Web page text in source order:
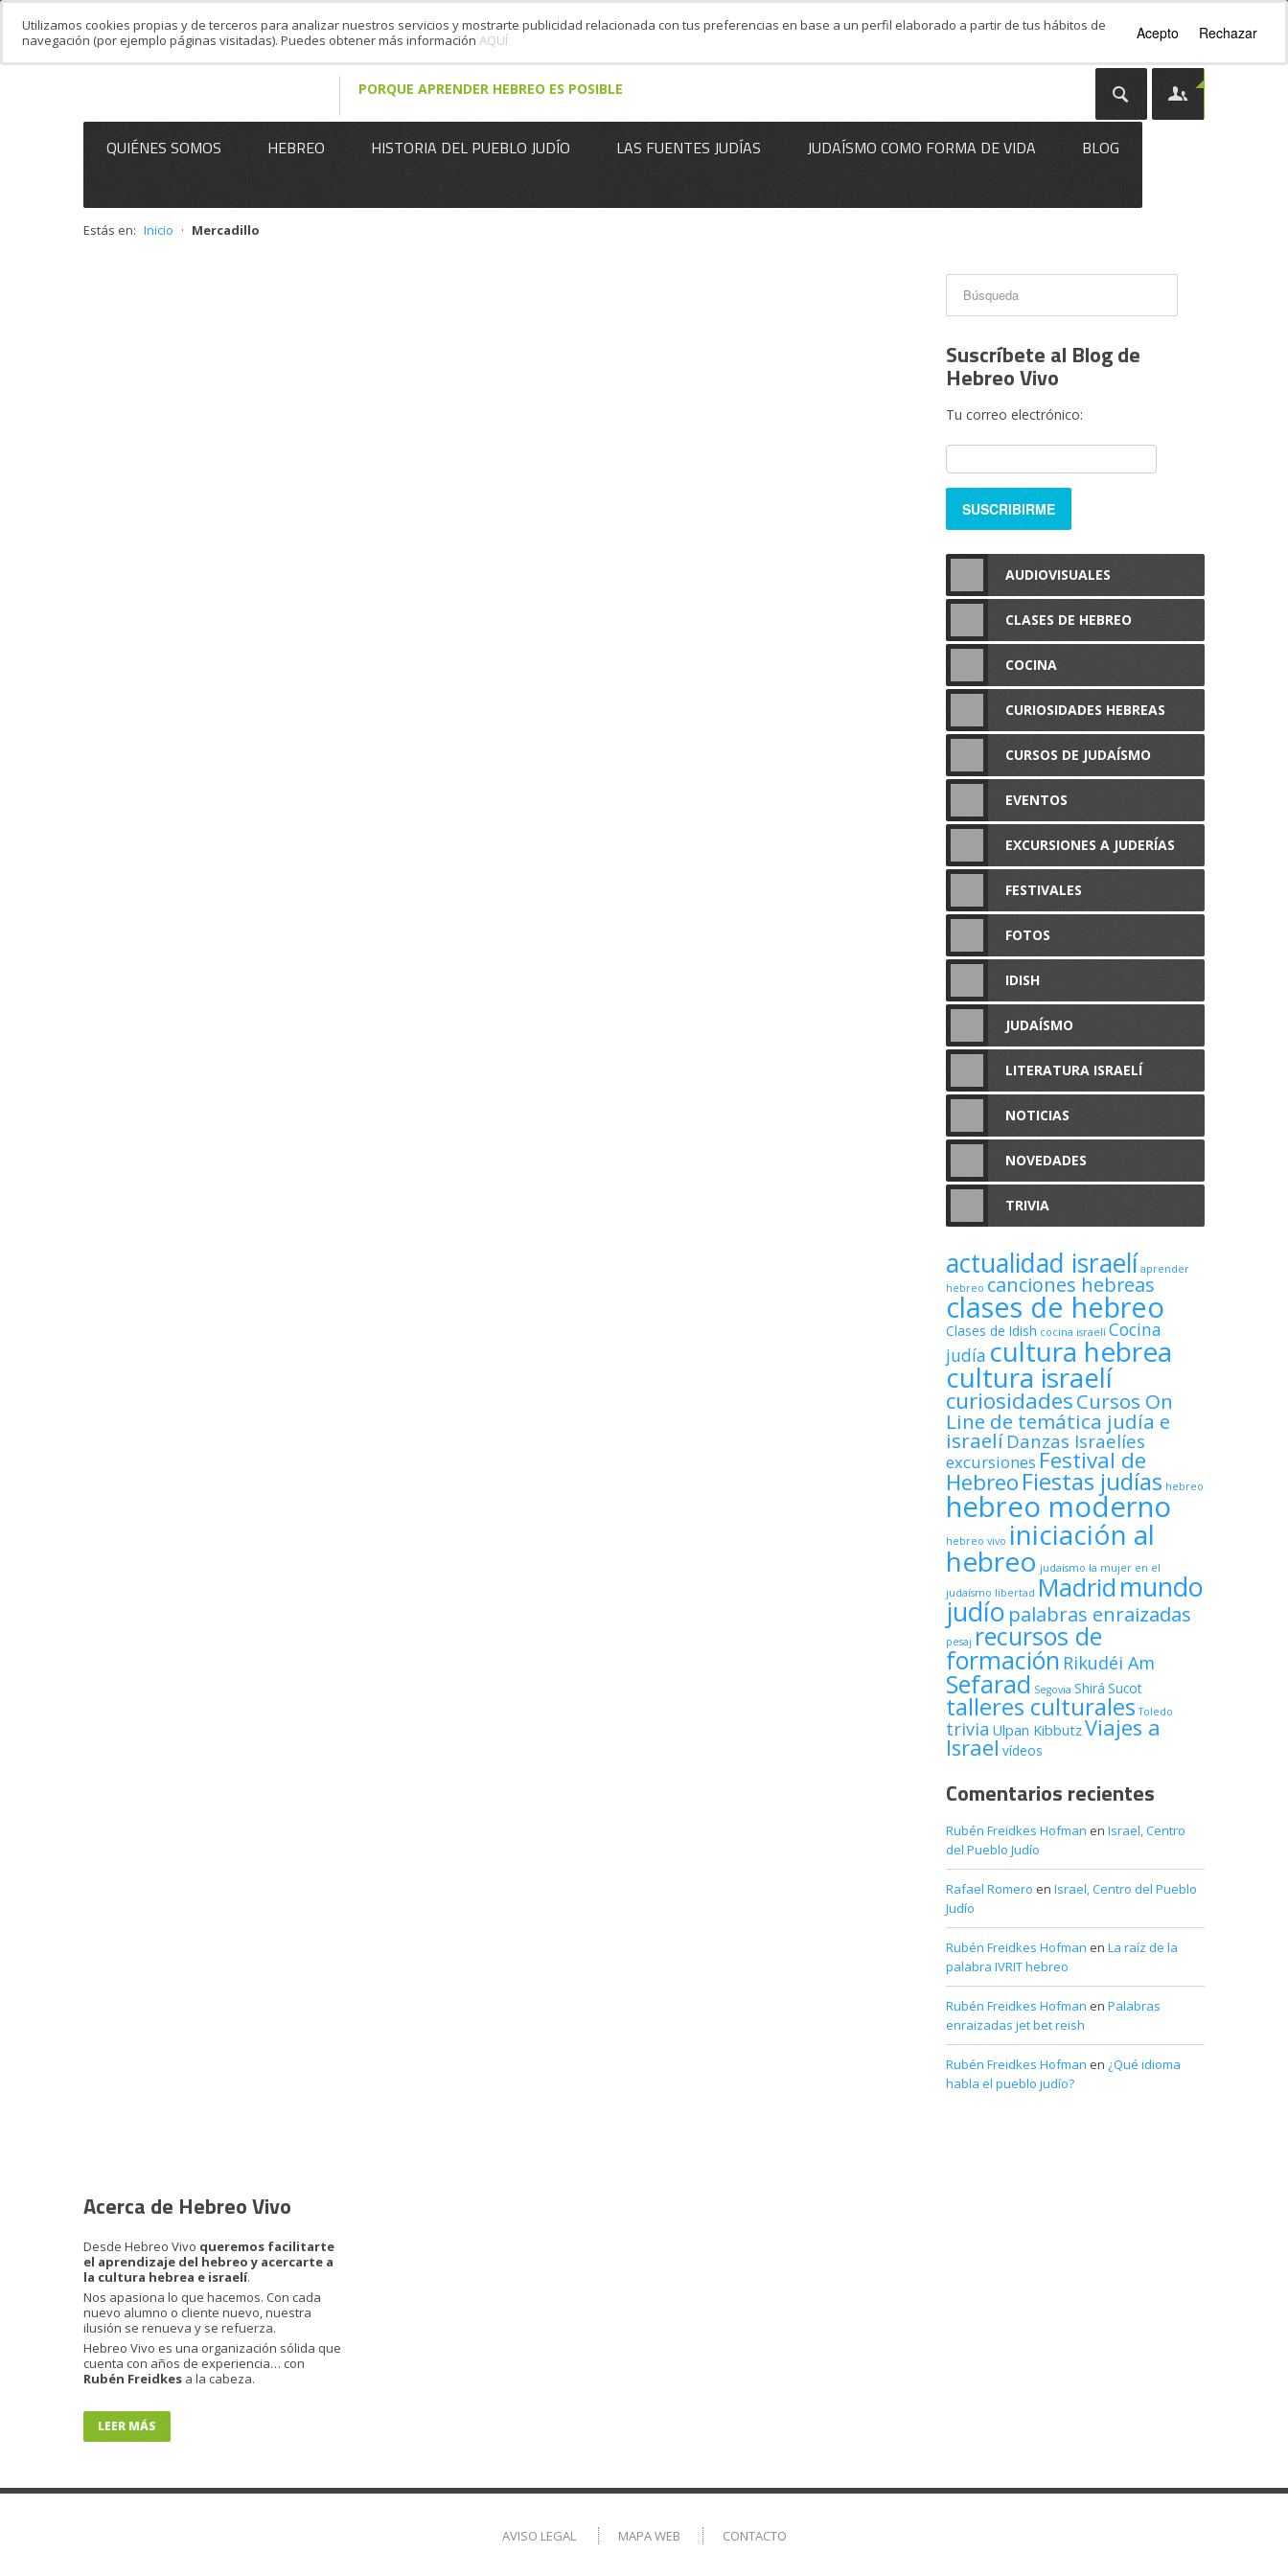
PORQUE APRENDER HEBREO ES POSIBLE
QUIÉNES SOMOS HEBREO HISTORIA DEL PUEBLO JUDÍO LAS FUENTES JUDÍAS JUDAÍSMO COMO FORMA DE VIDA BLOG
Estás en: Inicio · Mercadillo
Suscríbete al Blog de
Hebreo Vivo
Tu correo electrónico:
AUDIOVISUALES
CLASES DE HEBREO
COCINA
CURIOSIDADES HEBREAS
CURSOS DE JUDAÍSMO
EVENTOS
EXCURSIONES A JUDERÍAS
FESTIVALES
FOTOS
IDISH
JUDAÍSMO
LITERATURA ISRAELÍ
NOTICIAS
NOVEDADES
TRIVIA
actualidad israelí aprender
hebreo canciones hebreas
clases de hebreo
Clases de Idish cocina israelí Cocina
judía cultura hebrea
cultura israelí
curiosidadesCursos On
Line de temática judía e
israelí Danzas Israelíes
excursiones Festival de
HebreoFiestas judías hebreo
hebreo moderno
hebreo vivo iniciación al
hebreo judaísmo la mujer en el
judaísmo libertad Madrid mundo
judío palabras enraizadas
pesaj recursos de
formación Rikudéi Am
Sefarad Segovia Shirá Sucot
talleres culturales Toledo
trivia Ulpan KibbutzViajes a
Israel vídeos
Comentarios recientes
Rubén Freidkes Hofman en Israel, Centro
del Pueblo Judío
Rafael Romero en Israel, Centro del Pueblo
Judío
Rubén Freidkes Hofman en La raíz de la
palabra IVRIT hebreo
Rubén Freidkes Hofman en Palabras
enraizadas jet bet reish
Rubén Freidkes Hofman en ¿Qué idioma
habla el pueblo judío?
Acerca de Hebreo Vivo
Desde Hebreo Vivo queremos facilitarte
el aprendizaje del hebreo y acercarte a
la cultura hebrea e israelí.
Nos apasiona lo que hacemos. Con cada
nuevo alumno o cliente nuevo, nuestra
ilusión se renueva y se refuerza.
Hebreo Vivo es una organización sólida que
cuenta con años de experiencia… con
Rubén Freidkes a la cabeza.
LEER MÁS
AVISO LEGAL MAPA WEB CONTACTO
Utilizamos cookies propias y de terceros para analizar nuestros servicios y mostrarte publicidad relacionada con tus preferencias en base a un perfil elaborado a partir de tus hábitos de
navegación (por ejemplo páginas visitadas). Puedes obtener más información AQUÍ Acepto Rechazar